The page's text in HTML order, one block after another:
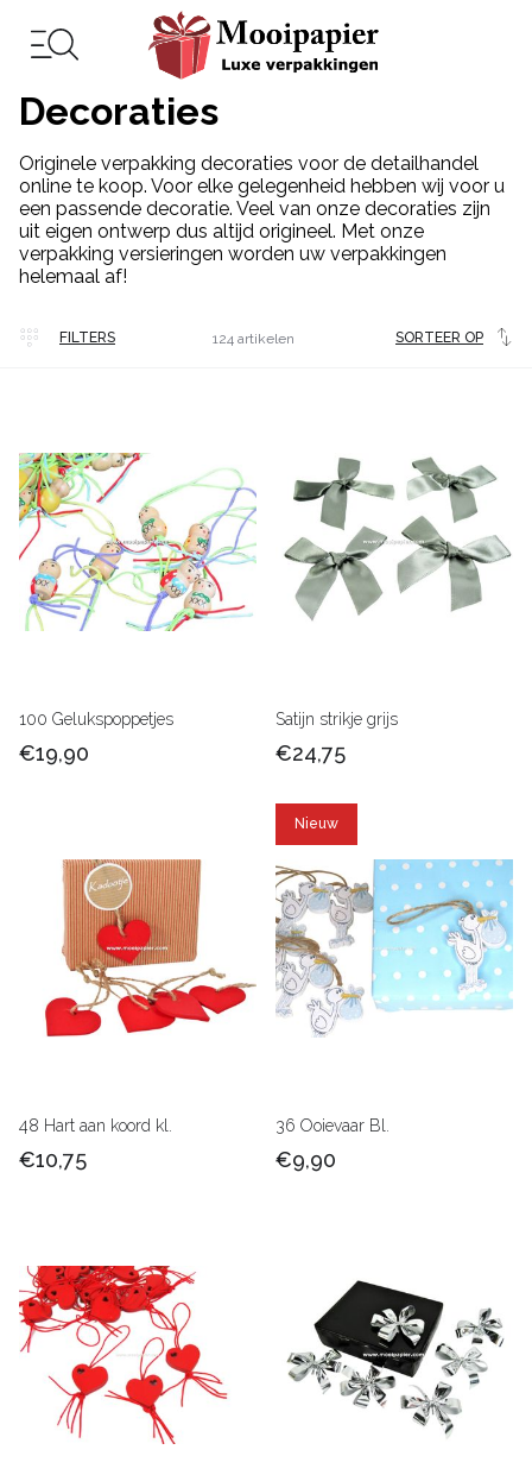
Decoraties
Originele verpakking decoraties voor de detailhandel
online te koop. Voor elke gelegenheid hebben wij voor u
een passende decoratie. Veel van onze decoraties zijn
uit eigen ontwerp dus altijd origineel. Met onze
verpakking versieringen worden uw verpakkingen
helemaal af!
FILTERS SORTEER OP
124 artikelen
100 Gelukspoppetjes
€19,90
Satijn strikje grijs
€24,75
48 Hart aan koord kl.
€10,75
Nieuw
36 Ooievaar Bl.
€9,90